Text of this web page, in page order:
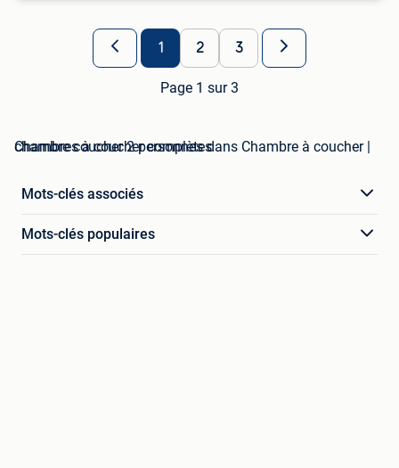
1 2 3
Page 1 sur 3
chambre coucher 2 personnes dans Chambre à coucher | Chambres à coucher complètes
Mots-clés associés
Mots-clés populaires